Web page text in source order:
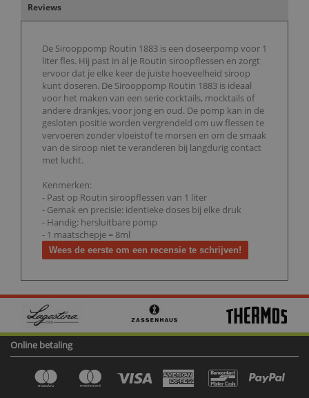
Reviews
De Sirooppomp Routin 1883 is een doseerpomp voor 1
liter fles. Hij past in al je Routin siroopflessen en zorgt
ervoor dat je elke keer de juiste hoeveelheid siroop
kunt doseren. De Sirooppomp Routin 1883 is ideaal
voor het maken van een serie cocktails, mocktails of
andere drankjes, voor jong en oud. De pomp kan in de
gesloten positie worden vergrendeld om uw flessen te
vervoeren zonder vloeistof te morsen en om de smaak
van de siroop niet te veranderen bij langdurig contact
met lucht.
Kenmerken:
- Past op Routin siroopflessen van 1 liter
- Gemak en precisie: identieke doses bij elke druk
- Handig: hersluitbare pomp
- 1 maatschepje = 8ml
Wees de eerste om een recensie te schrijven!
Online betaling